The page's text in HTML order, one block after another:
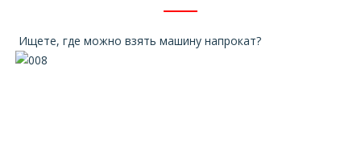
Ищете, где можно взять машину напрокат?